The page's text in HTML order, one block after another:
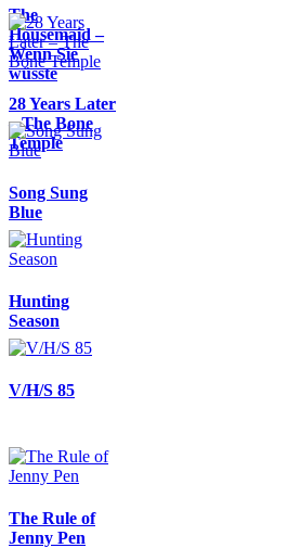
The
Housemaid –
Wenn Sie
wüsste
28 Years Later
– The Bone
Temple
Song Sung
Blue
Hunting
Season
V/H/S 85
The Rule of
Jenny Pen